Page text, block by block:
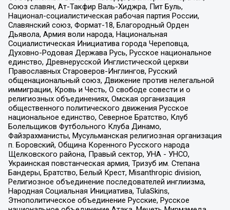
Союз славян, Ат-Такфир Валь-Хиджра, Пит Буль,
Национал-социалистическая рабочая партия России,
Славянский союз, Формат-18, Благородный Орден
Дьявола, Армия воли народа, Национальная
Социалистическая Инициатива города Череповца,
Духовно-Родовая Держава Русь, Русское национальное
единство, Древнерусской Инглистической церкви
Православных Староверов-Инглингов, Русский
общенациональный союз, Движение против нелегальной
иммиграции, Кровь и Честь, О свободе совести и о
религиозных объединениях, Омская организация
общественного политического движения Русское
национальное единство, Северное Братство, Клуб
Болельщиков Футбольного Клуба Динамо,
Файзрахманисты, Мусульманская религиозная организация
п. Боровский, Община Коренного Русского народа
Щелковского района, Правый сектор, УНА - УНСО,
Украинская повстанческая армия, Тризуб им. Степана
Бандеры, Братство, Белый Крест, Misanthropic division,
Религиозное объединение последователей инглиизма,
Народная Социальная Инициатива, TulaSkins,
Этнополитическое объединение Русские, Русское